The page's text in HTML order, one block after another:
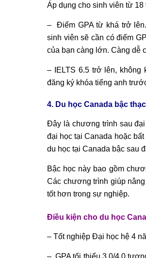
Áp dụng cho sinh viên từ 18
–
Điểm GPA từ khá trở
sinh viên sẽ cần có điểm
của bạn càng lớn. Càng dễ
–
IELTS 6.5 trở lên,
đăng ký khóa tiếng anh
4. Du học Canada bậc
Đây là chương trình sau
đại học tại Canada hoặc
du học tại Canada bậc sau
Bậc học này bao gồm
Các chương trình giúp
tốt hơn trong sự nghiệp.
Điều kiện cho du học
– Tốt nghiệp Đại học hệ 4
– GPA tối thiểu 3.0/4.0